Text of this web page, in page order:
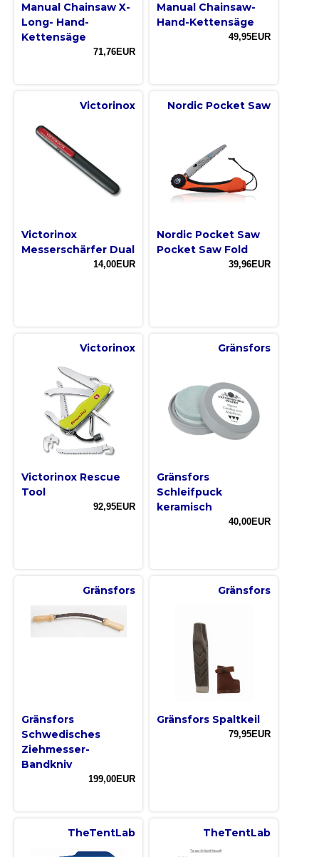
Manual Chainsaw X-
Long- Hand-
Kettensäge
71,76EUR
Manual Chainsaw-
Hand-Kettensäge
49,95EUR
Victorinox
Victorinox
Messerschärfer Dual
14,00EUR
Nordic Pocket Saw
Nordic Pocket Saw
Pocket Saw Fold
39,96EUR
Victorinox
Victorinox Rescue
Tool
92,95EUR
Gränsfors
Gränsfors
Schleifpuck
keramisch
40,00EUR
Gränsfors
Gränsfors
Schwedisches
Ziehmesser-
Bandkniv
199,00EUR
Gränsfors
Gränsfors Spaltkeil
79,95EUR
TheTentLab TheTentLab